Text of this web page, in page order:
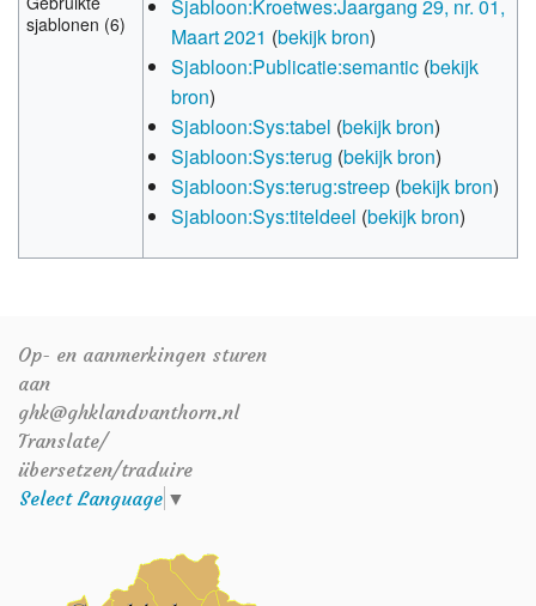
sjablonen (6)
Sjabloon:Kroetwes:Jaargang 29, nr. 01,
Maart 2021 (bekijk bron)
Sjabloon:Publicatie:semantic (bekijk
bron)
Sjabloon:Sys:tabel (bekijk bron)
Sjabloon:Sys:terug (bekijk bron)
Sjabloon:Sys:terug:streep (bekijk bron)
Sjabloon:Sys:titeldeel (bekijk bron)
Op- en aanmerkingen sturen
aan
ghk@ghklandvanthorn.nl
Translate/
übersetzen/traduire
Select Language ▼